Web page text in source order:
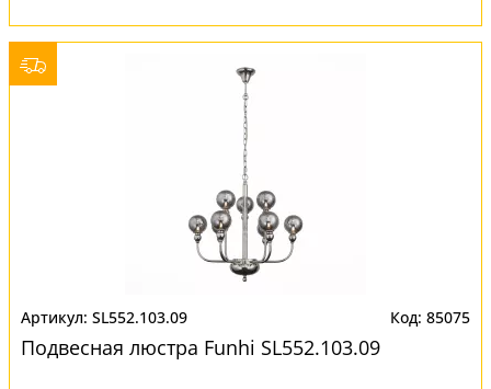
SL552.103.09 85075
Подвесная люстра Funhi SL552.103.09